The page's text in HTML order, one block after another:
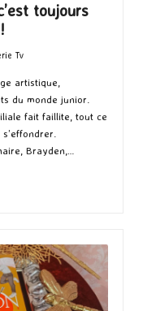
toujours
Tv
artistique,
du monde junior.
fait faillite, tout ce
Brayden,…